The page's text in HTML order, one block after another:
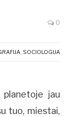
0
, SOCIOLOGIJA
planetoje jau
tuo, miestai,